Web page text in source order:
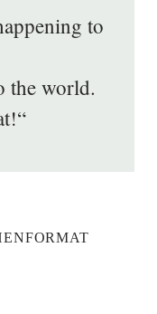
to
the world.